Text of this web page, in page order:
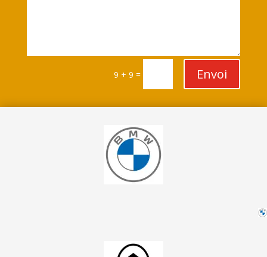
9 + 9 = Envoi